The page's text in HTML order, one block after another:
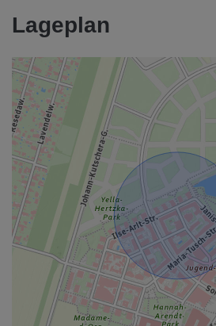
Lageplan